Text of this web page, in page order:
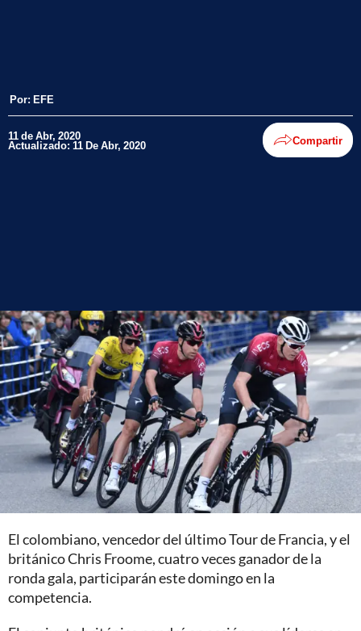
Por: EFE
11 de Abr, 2020
Actualizado: 11 De Abr, 2020 Compartir
El colombiano, vencedor del último Tour de Francia, y el
británico Chris Froome, cuatro veces ganador de la
ronda gala, participarán este domingo en la
competencia.